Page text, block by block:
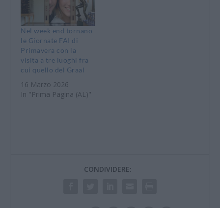
Nel week end tornano
le Giornate FAI di
Primavera con la
visita a tre luoghi fra
cui quello del Graal
16 Marzo 2026
In "Prima Pagina (AL)"
CONDIVIDERE: